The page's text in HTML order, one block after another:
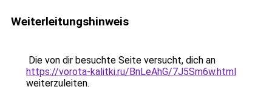
Weiterleitungshinweis
Die von dir besuchte Seite versucht, dich an
https://vorota-kalitki.ru/BnLeAhG/7J5Sm6w.html
weiterzuleiten.